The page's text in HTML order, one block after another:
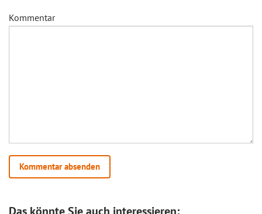
Kommentar
Das könnte Sie auch interessieren: